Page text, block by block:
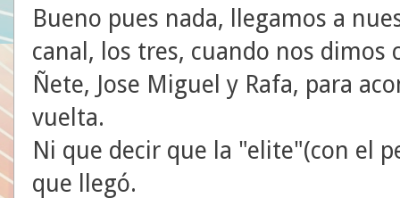
Bueno pues nada, llegamos a
canal, los tres, cuando nos dimos
Ñete, Jose Miguel y Rafa, para
vuelta.
Ni que decir que la "elite"(con el
que llegó.